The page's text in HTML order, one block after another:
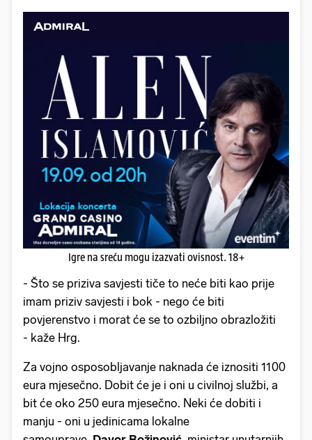
Igre na sreću mogu izazvati ovisnost. 18+
- Što se priziva savjesti tiče to neće biti kao prije
imam priziv savjesti i bok - nego će biti
povjerenstvo i morat će se to ozbiljno obrazložiti
- kaže Hrg.
Za vojno osposobljavanje naknada će iznositi 1100
eura mjesečno. Dobit će je i oni u civilnoj službi, a
bit će oko 250 eura mjesečno. Neki će dobiti i
manju - oni u jedinicama lokalne